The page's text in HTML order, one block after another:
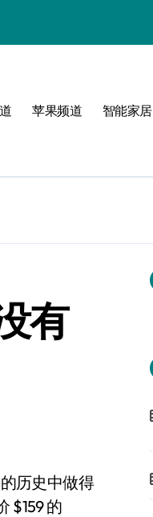
苹果频道 智能家居
有
$159 的